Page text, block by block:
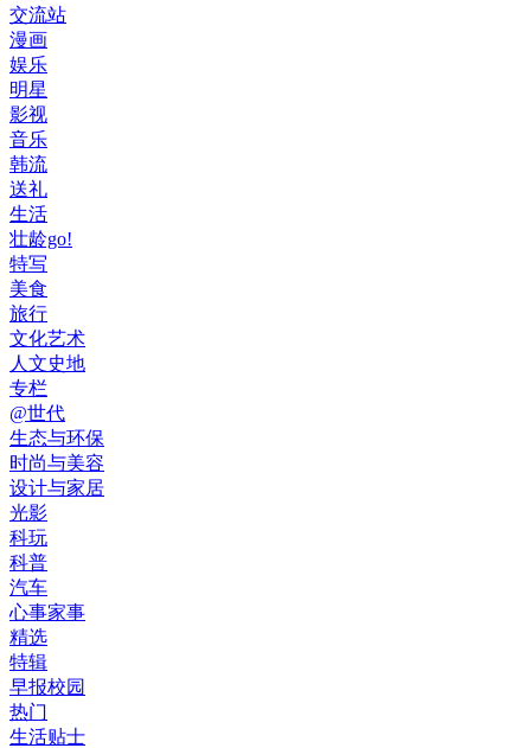
交流站
漫画
娱乐
明星
影视
音乐
韩流
送礼
生活
壮龄go!
特写
美食
旅行
文化艺术
人文史地
专栏
@世代
生态与环保
时尚与美容
设计与家居
光影
科玩
科普
汽车
心事家事
精选
特辑
早报校园
热门
生活贴士